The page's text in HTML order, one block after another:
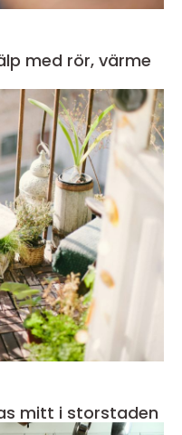
med rör, värme
mitt i storstaden